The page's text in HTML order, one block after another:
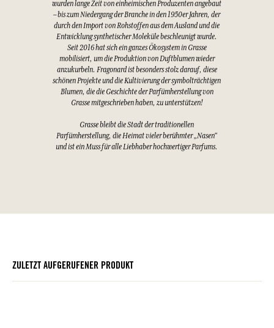
wurden lange Zeit von einheimischen Produzenten angebaut
– bis zum Niedergang der Branche in den 1950er Jahren, der
durch den Import von Rohstoffen aus dem Ausland und die
Entwicklung synthetischer Moleküle beschleunigt wurde.
Seit 2016 hat sich ein ganzes Ökosystem in Grasse
mobilisiert, um die Produktion von Duftblumen wieder
anzukurbeln. Fragonard ist besonders stolz darauf, diese
schönen Projekte und die Kultivierung der symbolträchtigen
Blumen, die die Geschichte der Parfümherstellung von
Grasse mitgeschrieben haben, zu unterstützen!
Grasse bleibt die Stadt der traditionellen
Parfümherstellung, die Heimat vieler berühmter „Nasen“
und ist ein Muss für alle Liebhaber hochwertiger Parfums.
ZULETZT AUFGERUFENER PRODUKT